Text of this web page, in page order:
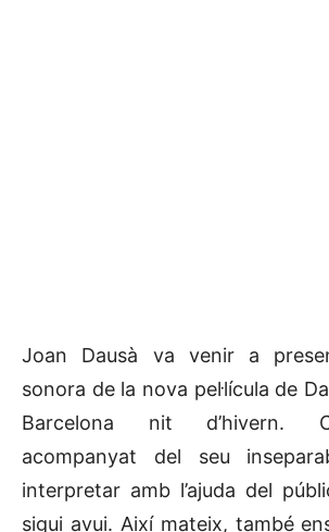
Joan Dausà va venir a
sonora de la nova pel·lícula de
Barcelona nit d’hivern.
acompanyat del seu
interpretar amb l’ajuda del
sigui avui. Així mateix, també